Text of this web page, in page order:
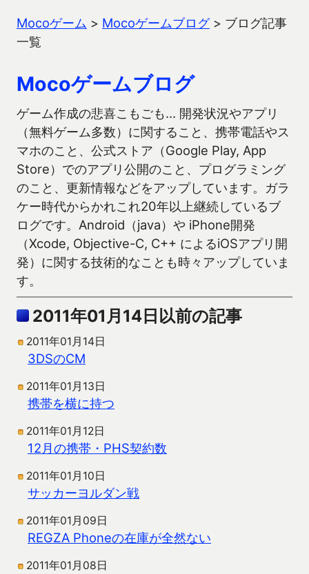
Mocoゲーム > Mocoゲームブログ> ブログ記事
一覧
Mocoゲームブログ
ゲーム作成の悲喜こもごも… 開発状況やアプリ
（無料ゲーム多数）に関すること、携帯電話やス
マホのこと、公式ストア（Google Play, App
Store）でのアプリ公開のこと、プログラミング
のこと、更新情報などをアップしています。ガラ
ケー時代からかれこれ20年以上継続しているブ
ログです。Android（java）や iPhone開発
（Xcode, Objective-C, C++ によるiOSアプリ開
発）に関する技術的なことも時々アップしていま
す。
2011年01月14日以前の記事
2011年01月14日
3DSのCM
2011年01月13日
携帯を横に持つ
2011年01月12日
12月の携帯・PHS契約数
2011年01月10日
サッカーヨルダン戦
2011年01月09日
REGZA Phoneの在庫が全然ない
2011年01月08日